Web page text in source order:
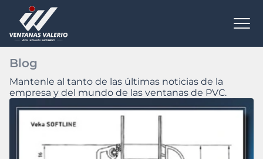
Blog
Mantenle al tanto de las últimas noticias de la
empresa y del mundo de las ventanas de PVC.
Todas las novedades